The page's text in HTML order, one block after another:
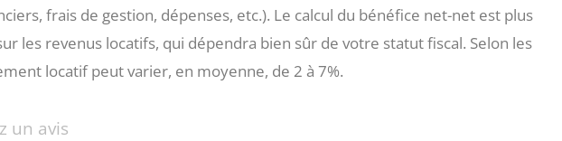
frais de gestion, dépenses, etc.). Le calcul du bénéfice net-net est plus
les revenus locatifs, qui dépendra bien sûr de votre statut fiscal. Selon les
locatif peut varier, en moyenne, de 2 à 7%.
un avis